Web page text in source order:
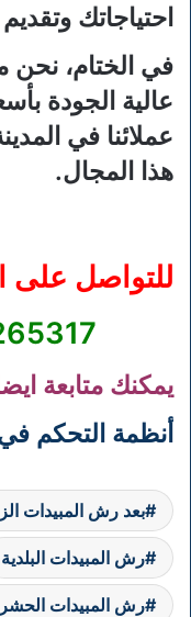
احتياجاتك
في الختام، نحن
عالية الجودة
عملائنا في
هذا المجال.
للتواصل على
يمكنك متابعة
أنظمة التحكم في
بعد رش المبيدات
رش المبيدات البلدية
رش المبيدات